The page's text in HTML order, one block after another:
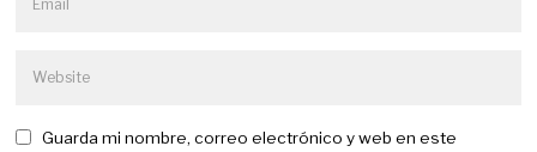
Guarda mi nombre, correo electrónico y web en este